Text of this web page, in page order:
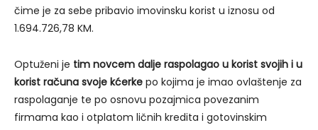
čime je za sebe pribavio imovinsku korist u iznosu od
1.694.726,78 KM.
Optuženi je tim novcem dalje raspolagao u korist svojih i u
korist računa svoje kćerke po kojima je imao ovlaštenje za
raspolaganje te po osnovu pozajmica povezanim
firmama kao i otplatom ličnih kredita i gotovinskim